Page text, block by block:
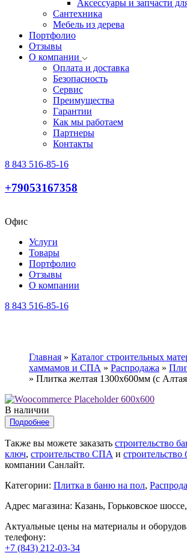
Аксессуары и запчасти
Сантехника
Мебель из дерева
Портфолио
Отзывы
О компании
Оплата и доставка
Безопасность
Сервис
Преимущества
Гарантии
Как мы работаем
Партнеры
Контакты
8 843 516-85-16
+79053167358
Офис
Услуги
Товары
Портфолио
Отзывы
О компании
8 843 516-85-16
Главная » Каталог строительных
хаммамов и СПА » Распродажа »
» Плитка желтая 1300х600мм (с
В наличии
Подробнее
Также вы можете заказать строительство
ключ, строительство СПА и строительство
компании Санлайт.
Категории: Плитка в баню на пол,
Адрес магазина: Казань, Горьковское
Актуальные цены на материалы и
телефону:
+7 (843) 212-03-34